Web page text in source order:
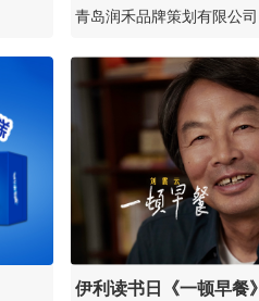
青岛润禾品牌策划有限公司
伊利读书日《一顿早餐》